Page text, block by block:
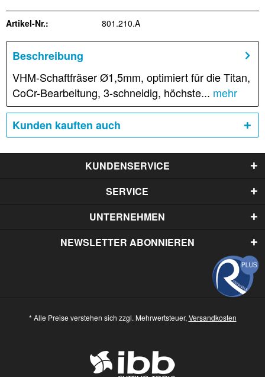
Artikel-Nr.: 801.210.A
Beschreibung
VHM-Schaftfräser Ø1,5mm, optimiert für die Titan,
CoCr-Bearbeitung, 3-schneidig, höchste... mehr
Kunden kauften auch
KUNDENSERVICE
SERVICE
UNTERNEHMEN
NEWSLETTER ABONNIEREN
* Alle Preise verstehen sich zzgl. Mehrwertsteuer, Versandkosten